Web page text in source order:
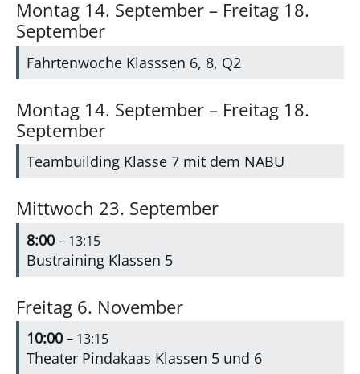
Montag 14. September – Freitag 18.
September
Fahrtenwoche Klasssen 6, 8, Q2
Montag 14. September – Freitag 18.
September
Teambuilding Klasse 7 mit dem NABU
Mittwoch 23. September
8:00– 13:15
Bustraining Klassen 5
Freitag 6. November
10:00– 13:15
Theater Pindakaas Klassen 5 und 6